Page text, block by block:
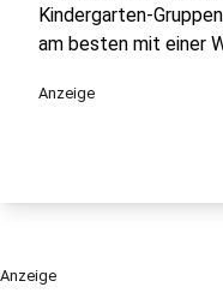
Kindergarten-
am besten mit einer
Anzeige
Anzeige